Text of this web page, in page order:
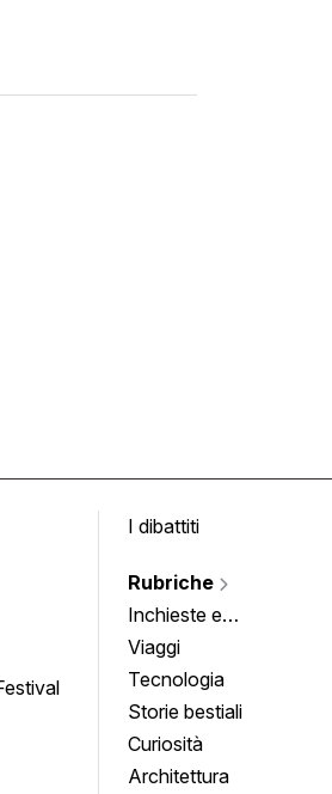
I dibattiti
Rubriche
Inchieste e
approfondimenti
Viaggi
Tecnologia
Storie bestiali
Curiosità
Architettura